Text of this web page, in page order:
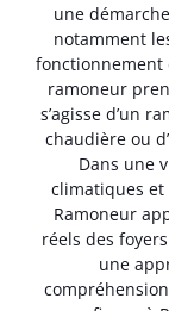
une
notamment
fonctionnement
ramoneur
s’agisse d’un
chaudière ou
Dans une
climatiques et
Ramoneur
réels des
une